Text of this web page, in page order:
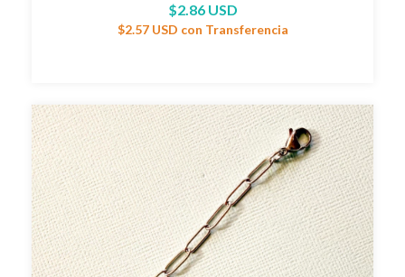
$2.86 USD
$2.57 USD con Transferencia